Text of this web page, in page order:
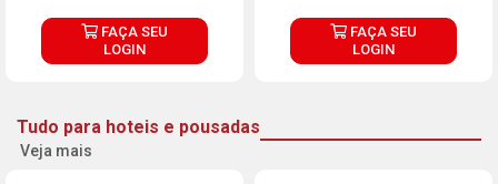
FAÇA SEU
LOGIN
FAÇA SEU
LOGIN
Tudo para hoteis e pousadas
Veja mais